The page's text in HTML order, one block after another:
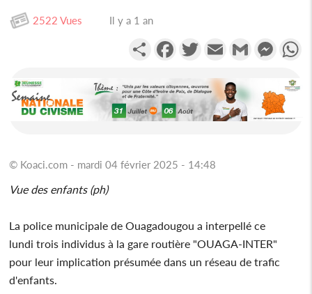
2522 Vues Il y a 1 an
PartagerFacebookTwitterEmail Gmail
© Koaci.com - mardi 04 février 2025 - 14:48
Vue des enfants (ph)
La police municipale de Ouagadougou a interpellé ce
lundi trois individus à la gare routière "OUAGA-INTER"
pour leur implication présumée dans un réseau de trafic
d'enfants.